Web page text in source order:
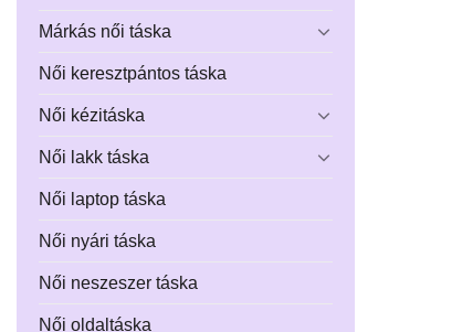
Márkás női táska
Női keresztpántos táska
Női kézitáska
Női lakk táska
Női laptop táska
Női nyári táska
Női neszeszer táska
Női oldaltáska